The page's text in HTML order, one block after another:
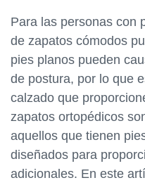
Para las personas con
de zapatos cómodos
pies planos pueden
de postura, por lo que
calzado que
zapatos ortopédicos
aquellos que tienen
diseñados para
adicionales. En este